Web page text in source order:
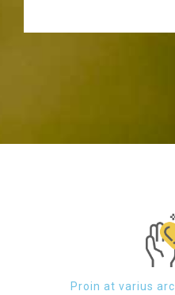
Proin at varius